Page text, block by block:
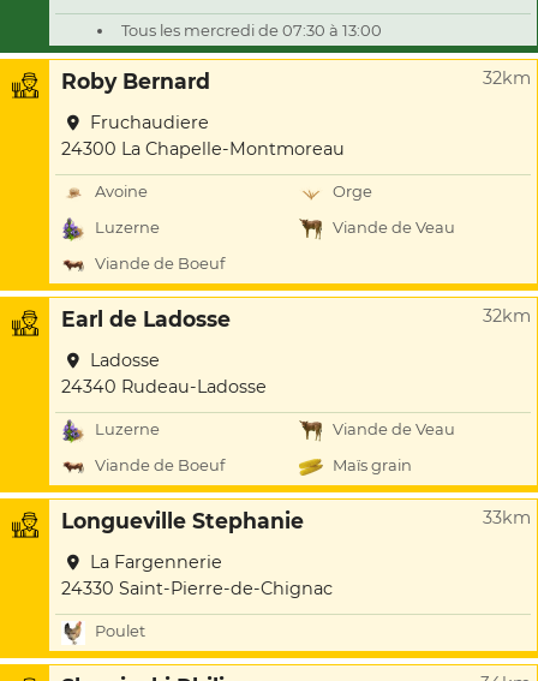
Tous les mercredi de 07:30 à 13:00
Roby Bernard 32km
Fruchaudiere
24300 La Chapelle-Montmoreau
Avoine
Orge
Luzerne
Viande de Veau
Viande de Boeuf
Earl de Ladosse 32km
Ladosse
24340 Rudeau-Ladosse
Luzerne
Viande de Veau
Viande de Boeuf
Maïs grain
Longueville Stephanie 33km
La Fargennerie
24330 Saint-Pierre-de-Chignac
Poulet